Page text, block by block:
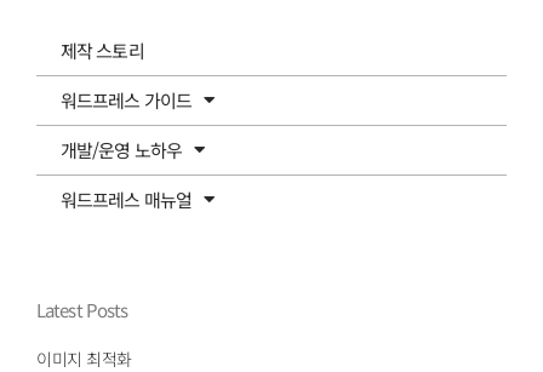
제작 스토리
워드프레스 가이드
개발/운영 노하우
워드프레스 매뉴얼
Latest Posts
이미지 최적화